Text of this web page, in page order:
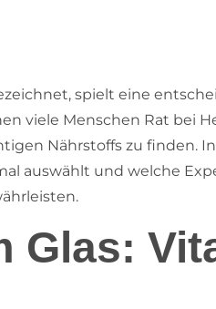
spielt eine
viele Menschen Rat bei
Nährstoffs zu finden.
auswählt und welche
Glas: